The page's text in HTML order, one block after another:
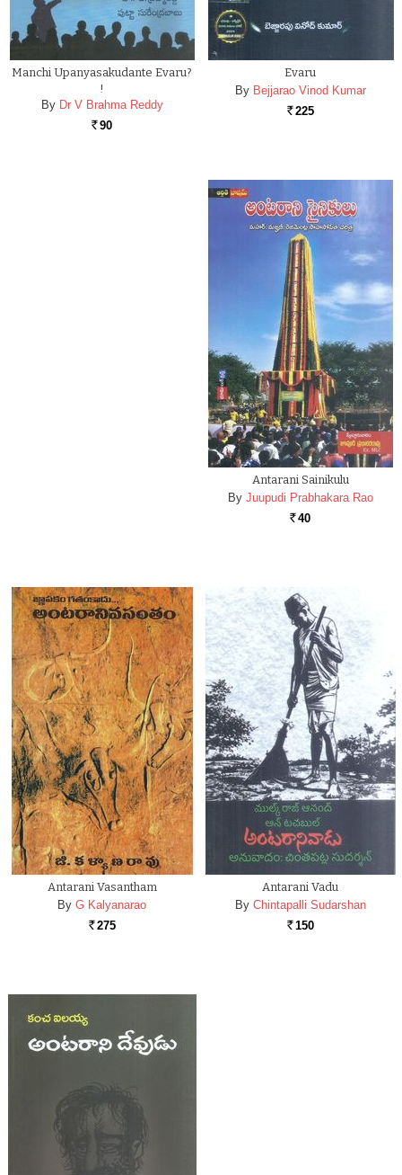
Manchi Upanyasakudante Evaru?
!
By Dr V Brahma Reddy
Rs. 90
Evaru
By Bejjarao Vinod Kumar
Rs. 225
Antarani Sainikulu
By Juupudi Prabhakara Rao
Rs. 40
Antarani Vasantham
By G Kalyanarao
Rs. 275
Antarani Vadu
By Chintapalli Sudarshan
Rs. 150